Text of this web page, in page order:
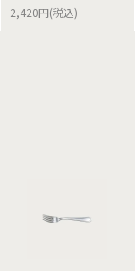
2,420円(税込)